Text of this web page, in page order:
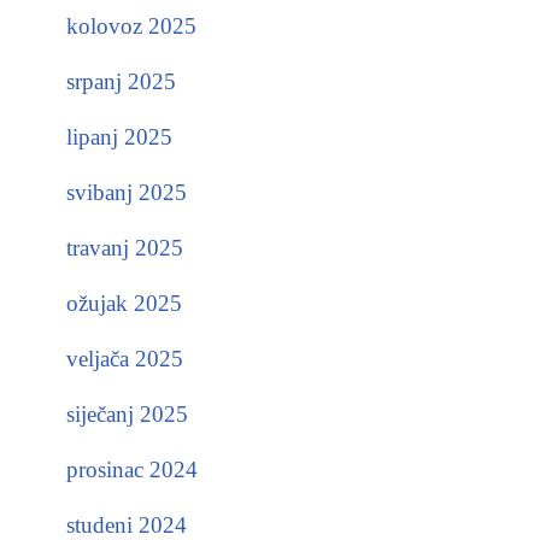
kolovoz 2025
srpanj 2025
lipanj 2025
svibanj 2025
travanj 2025
ožujak 2025
veljača 2025
siječanj 2025
prosinac 2024
studeni 2024